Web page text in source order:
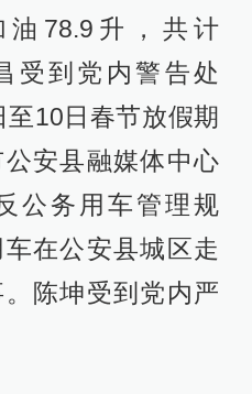
78.9升，共计
受到党内警告处
10日春节放假期
安县融媒体中心
公务用车管理规
在公安县城区走
陈坤受到党内严